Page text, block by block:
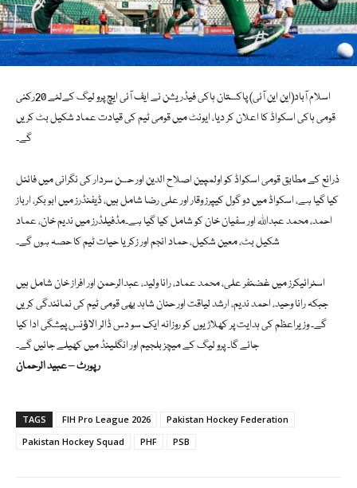
اسلام آباد(این این آئی) پاکستان ہاکی فیڈریشن نے ایف آئی ایچ پرو لیگ کےلئے 20رکنی
قومی ہاکی اسکواڈ کا اعلان کر دیا، ایونٹ میں قومی ٹیم کی قیادت عماد شکیل بٹ کریں
گے۔
ذرائع کے مطابق قومی اسکواڈ کو اولمپین اصلاح الدین اور حسن سردار کی نگرانی میں فائنل
کیا گیا ہے، اسکواڈ میں دو گول کیپرز وقار اور علی رضا شامل ہیں، ڈیفنڈرز میں ابو بکر، ارباز
احمد، محمد عبداللہ اور سفیان خان کو شامل کیا گیا ہے۔مڈفیلڈرز میں ندیم خان، عماد
شکیل بٹ، معین شکیل، حماد انجم اور زکریا حیات ٹیم کا حصہ ہوں گے۔
اسٹرائیکرز میں غضنفر علی، محمد عماد، رانا ولید، عبدالرحمن اور افراز خان شامل ہیں
جبکہ رانا وحید، احمد ندیم، ارشد لیاقت اور حنان شاہد بھی قومی ٹیم کی نمائندگی کریں
گے۔ وزیراعظم کی ہدایت پر کھلاڑیوں کو روزانہ ایک سو دس ڈالر الاﺅنس پیشگی ادا کیا
جائے گا۔ پرو لیگ کے میچز بلجیم اور انگلینڈ میں کھیلے جائیں گے۔
رپورٹ – عبید الرحمان
TAGS FIH Pro League 2026
Pakistan Hockey Federation
Pakistan Hockey Squad
PHF PSB